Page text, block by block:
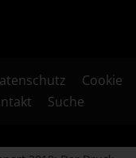
Cookie
Suche